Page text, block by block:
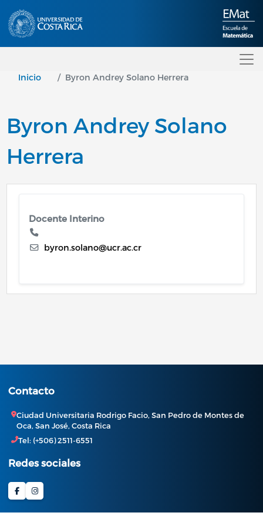
Inicio Byron Andrey Solano Herrera
Byron Andrey Solano
Herrera
Docente Interino
byron.solano@ucr.ac.cr
Contacto
Ciudad Universitaria Rodrigo Facio, San Pedro de Montes de
Oca, San José, Costa Rica
Tel: (+506) 2511-6551
Redes sociales